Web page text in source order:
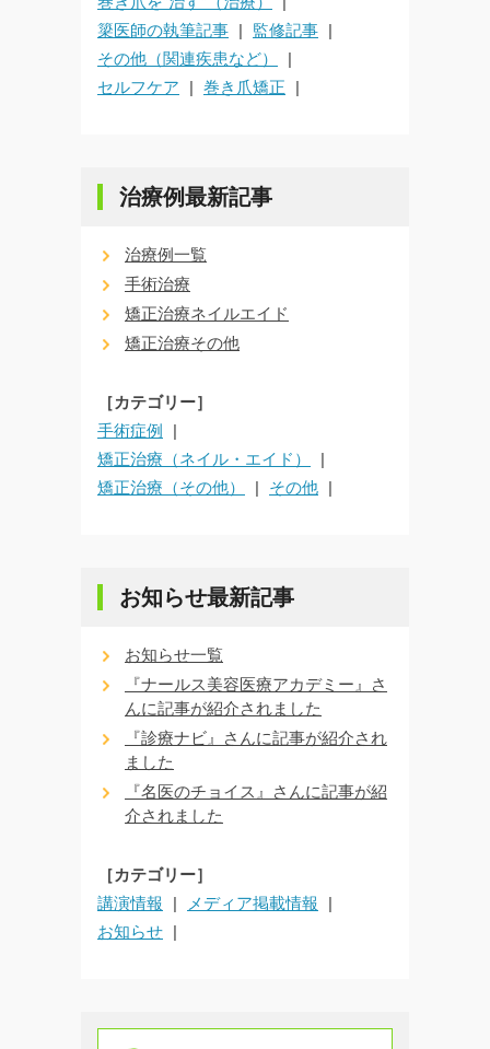
簗医師の執筆記事
監修記事
その他（関連疾患など）
セルフケア
巻き爪矯正
治療例最新記事
治療例一覧
手術治療
矯正治療ネイルエイド
矯正治療その他
［カテゴリー］
手術症例
矯正治療（ネイル・エイド）
矯正治療（その他）
その他
お知らせ最新記事
お知らせ一覧
『ナールス美容医療アカデミー』さ
んに記事が紹介されました
『診療ナビ』さんに記事が紹介され
ました
『名医のチョイス』さんに記事が紹
介されました
［カテゴリー］
講演情報
メディア掲載情報
お知らせ